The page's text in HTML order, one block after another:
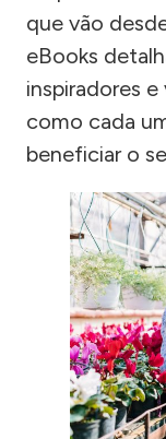
que vão
eBooks
inspiradores
como cada
beneficiar o